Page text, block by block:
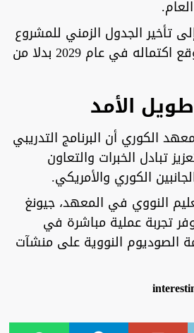
تأخير الجدول الزمني للمشروع
بنحو عام كامل، مع توقع اكتماله في عام 2029 بدلا من
الأمد
الكوري أن البرنامج التدريبي
تبادل الخبرات والتعاون
الكوري والأمريكي.
النووي في المعهد، جيونغ
تجربة عملية مباشرة في
الصوديوم النووية على منشآت